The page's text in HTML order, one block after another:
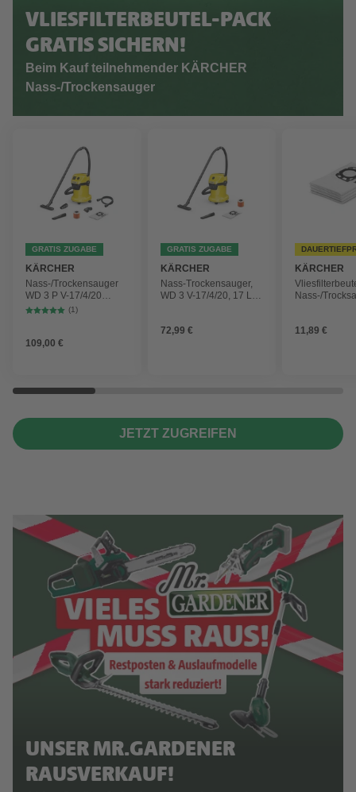
VLIESFILTERBEUTEL-PACK
GRATIS SICHERN!
Beim Kauf teilnehmender KÄRCHER
Nass-/Trockensauger
GRATIS ZUGABE
KÄRCHER
Nass-/Trockensauger
WD 3 P V-17/4/20
Workshop mit
(1)
109,00 €
GRATIS ZUGABE
KÄRCHER
Nass-Trockensauger,
WD 3 V-17/4/20, 17 L,
72,99 €
KÄRCHER
Nass-/
4 Stück
11,89 €
JETZT ZUGREIFEN
UNSER MR.GARDENER
RAUSVERKAUF!